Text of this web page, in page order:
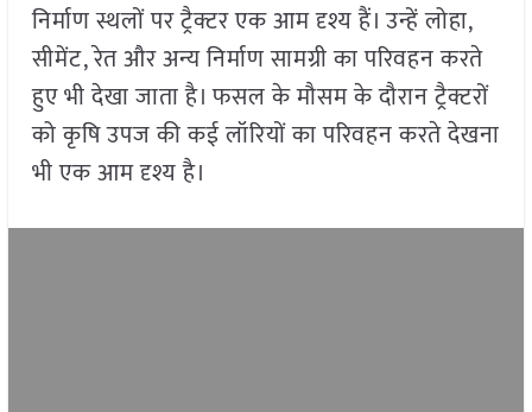
निर्माण स्थलों पर ट्रैक्टर एक आम दृश्य हैं। उन्हें लोहा,
सीमेंट, रेत और अन्य निर्माण सामग्री का परिवहन करते
हुए भी देखा जाता है। फसल के मौसम के दौरान ट्रैक्टरों
को कृषि उपज की कई लॉरियों का परिवहन करते देखना
भी एक आम दृश्य है।